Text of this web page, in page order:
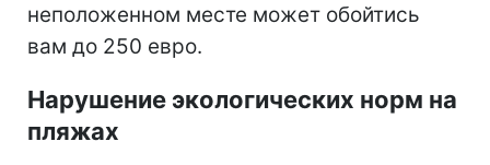
неположенном месте может обойтись
вам до 250 евро.
Нарушение экологических норм на
пляжах